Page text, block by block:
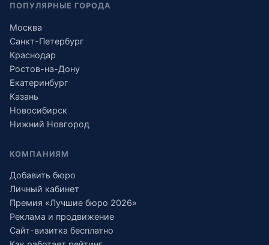
ПОПУЛЯРНЫЕ ГОРОДА
Москва
Санкт-Петербург
Краснодар
Ростов-на-Дону
Екатеринбург
Казань
Новосибирск
Нижний Новгород
КОМПАНИЯМ
Добавить бюро
Личный кабинет
Премия «Лучшие бюро 2026»
Реклама и продвижение
Сайт-визитка бесплатно